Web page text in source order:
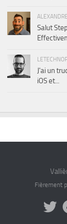
Salut
J'ai un
iOS et...
Fièrement